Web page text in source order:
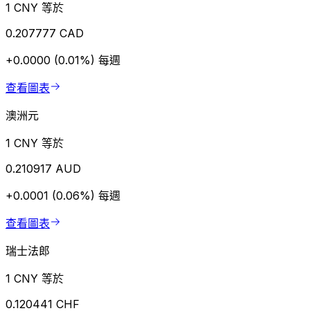
1 CNY 等於
0.207777 CAD
+0.0000 (0.01%) 每週
查看圖表
澳洲元
1 CNY 等於
0.210917 AUD
+0.0001 (0.06%) 每週
查看圖表
瑞士法郎
1 CNY 等於
0.120441 CHF